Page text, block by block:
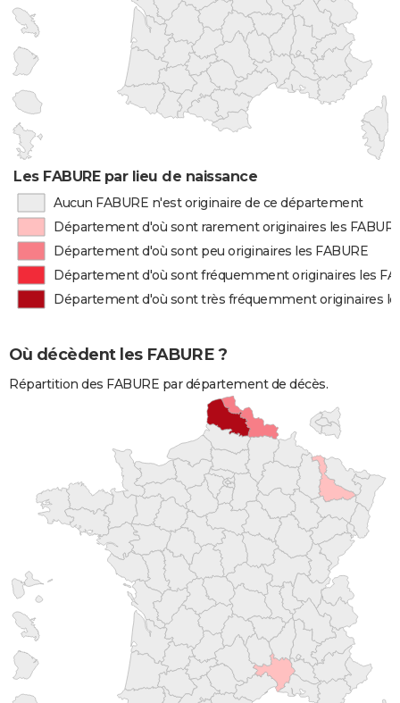
Les FABURE par lieu de naissance
Aucun FABURE n'est originaire de ce département
Département d'où sont rarement originaires les
Département d'où sont peu originaires les FABURE
Département d'où sont fréquemment originaires les
Département d'où sont très fréquemment originaires
Où décèdent les FABURE ?
Répartition des FABURE par département de décès.